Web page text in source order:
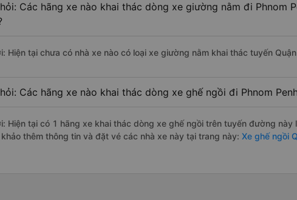
Các hãng xe nào khai thác dòng xe giường nằm đi Phnom
Hiện tại chưa có nhà xe nào có loại xe giường nằm khai thác tuyến
Các hãng xe nào khai thác dòng xe ghế ngồi đi Phnom
Hiện tại có 1 hãng xe khai thác dòng xe ghế ngồi trên tuyến đường này
thêm thông tin và đặt vé các nhà xe này tại trang này: Xe ghế ngồi